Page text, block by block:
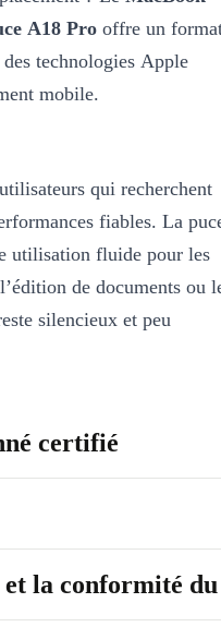
A18 Pro offre un
technologies Apple
mobile.
qui recherchent
fiables. La
utilisation fluide pour les
de documents ou
silencieux et peu
efficaces
Neural Engine 16 cœurs
du quotidien
certifié
la conformité